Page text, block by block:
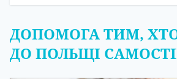
ДОПОМОГА ТИМ,
ДО ПОЛЬЩІ